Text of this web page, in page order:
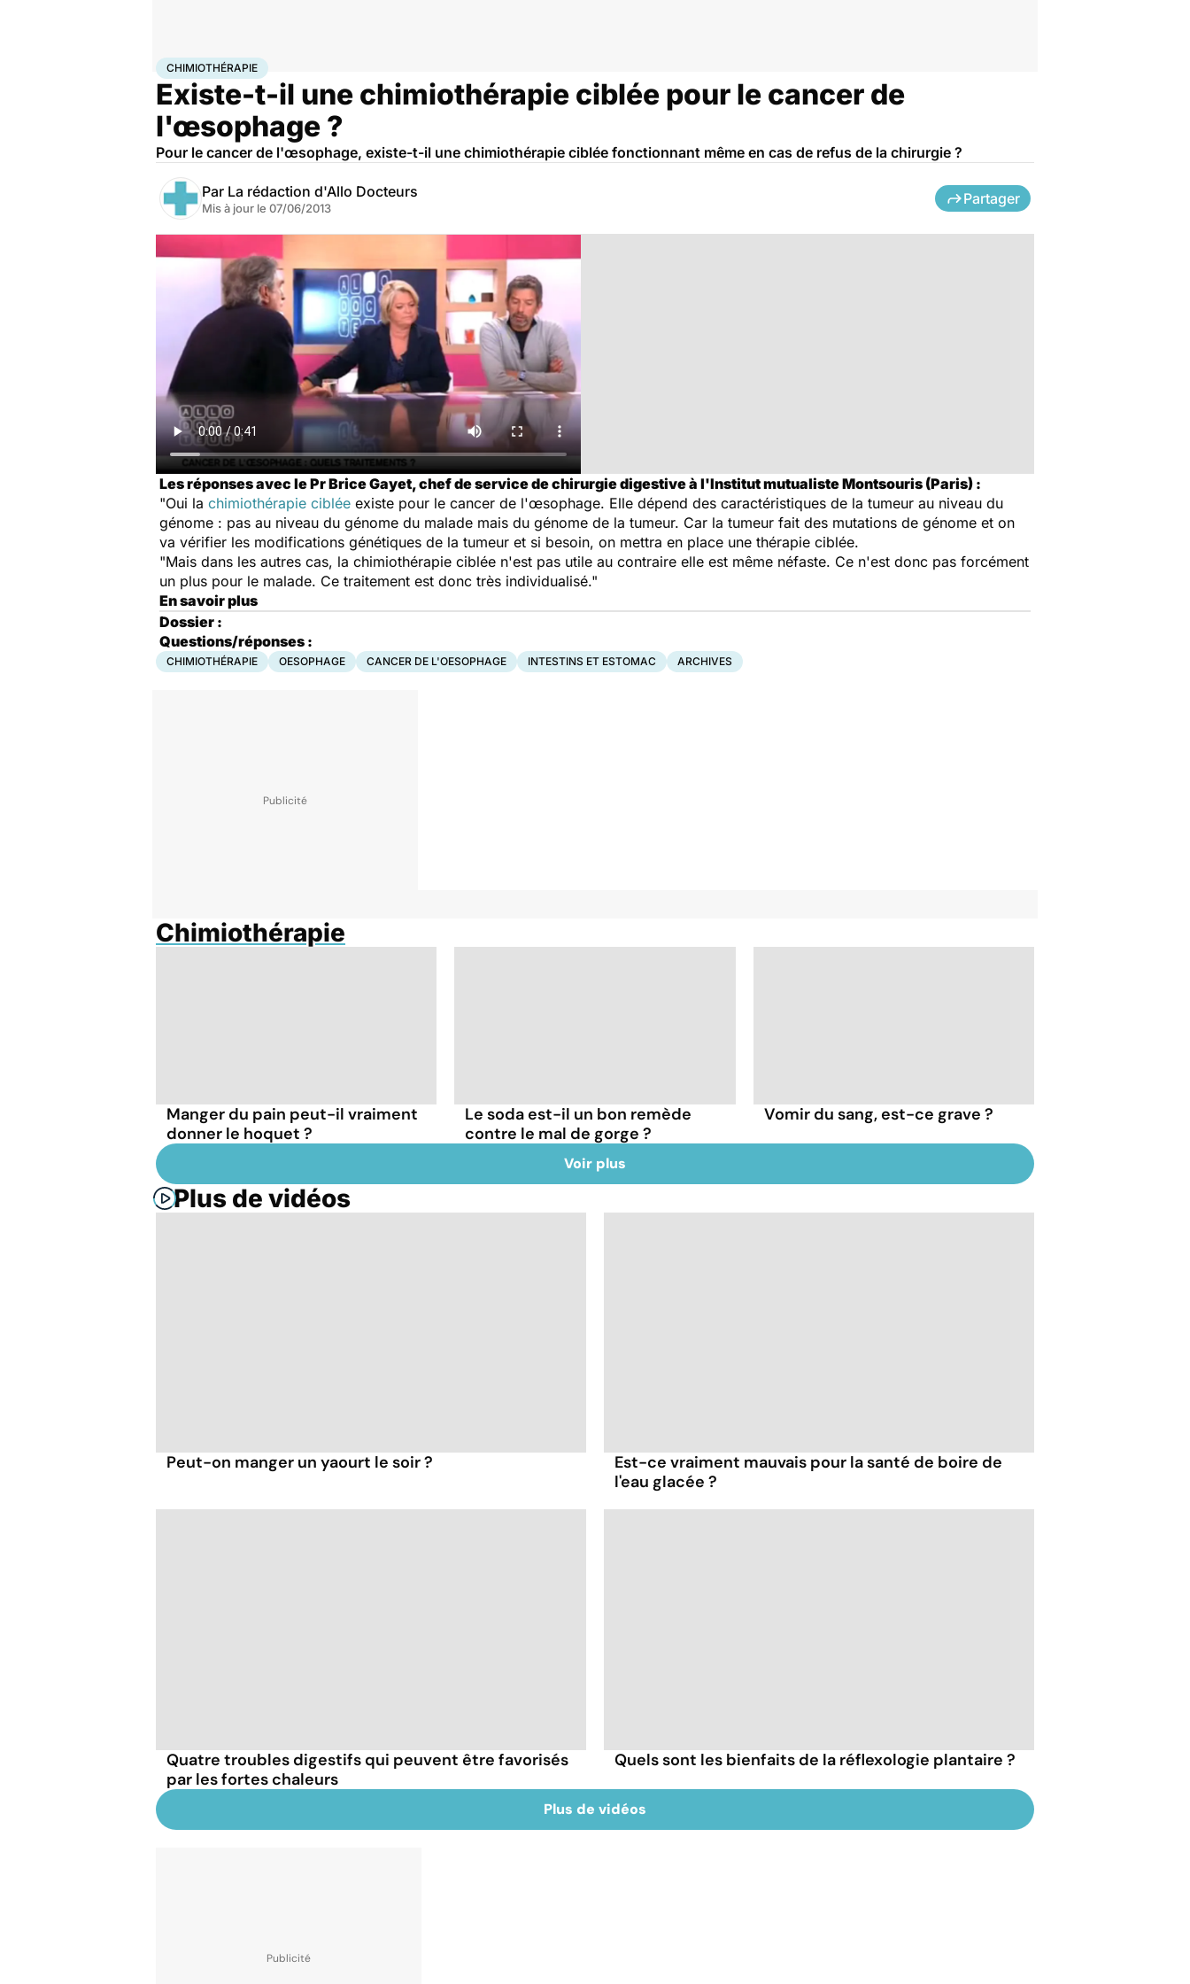
AccueilSantéMaladiesCancer
CHIMIOTHÉRAPIE
Existe-t-il une chimiothérapie ciblée pour le cancer de
l'œsophage ?
Pour le cancer de l'œsophage, existe-t-il une chimiothérapie ciblée fonctionnant même en cas de refus de la chirurgie ?
Par La rédaction d'Allo Docteurs
Mis à jour le 07/06/2013
Partager
Les réponses avec le Pr Brice Gayet, chef de service de chirurgie digestive à l'Institut mutualiste Montsouris (Paris) :
"Oui la chimiothérapie ciblée existe pour le cancer de l'œsophage. Elle dépend des caractéristiques de la tumeur au niveau du
génome : pas au niveau du génome du malade mais du génome de la tumeur. Car la tumeur fait des mutations de génome et on
va vérifier les modifications génétiques de la tumeur et si besoin, on mettra en place une thérapie ciblée.
"Mais dans les autres cas, la chimiothérapie ciblée n'est pas utile au contraire elle est même néfaste. Ce n'est donc pas forcément
un plus pour le malade. Ce traitement est donc très individualisé."
En savoir plus
Dossier :
Questions/réponses :
CHIMIOTHÉRAPIE OESOPHAGE CANCER DE L'OESOPHAGE INTESTINS ET ESTOMAC ARCHIVES
Chimiothérapie
Manger du pain peut-il vraiment
donner le hoquet ?
Le soda est-il un bon remède
contre le mal de gorge ?
Vomir du sang, est-ce grave ?
Voir plus
Plus de vidéos
Peut-on manger un yaourt le soir ?
Est-ce vraiment mauvais pour la santé de boire de
l'eau glacée ?
Quatre troubles digestifs qui peuvent être favorisés
par les fortes chaleurs
Quels sont les bienfaits de la réflexologie plantaire ?
Plus de vidéos